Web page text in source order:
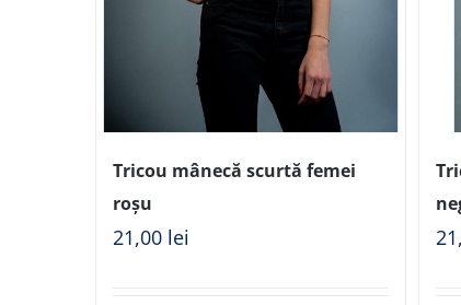
Tricou mânecă scurtă femei
roșu
21,00 lei